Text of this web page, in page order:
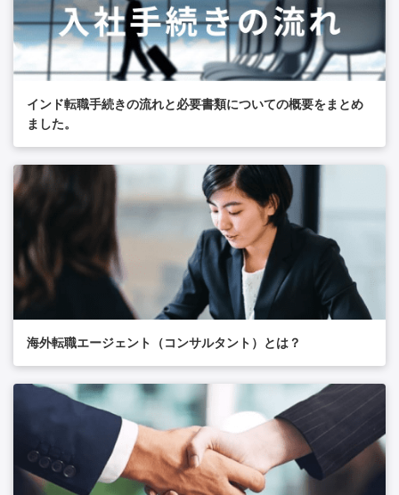
インド転職手続きの流れと必要書類についての概要をまとめ
ました。
海外転職エージェント（コンサルタント）とは？